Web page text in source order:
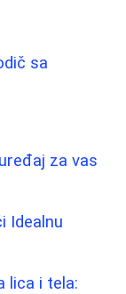
sa
za vas
Idealnu
lica i tela: